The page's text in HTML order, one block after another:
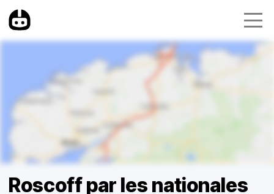
Roscoff par les nationales